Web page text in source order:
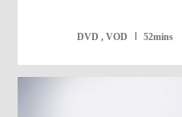
DVD , VOD 52mins